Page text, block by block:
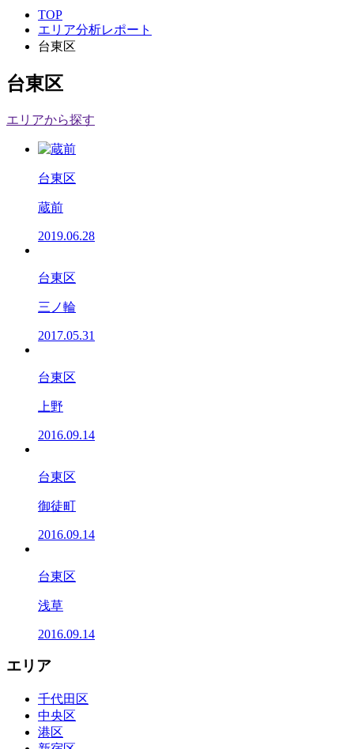
TOP
エリア分析レポート
台東区
台東区
エリアから探す
台東区
蔵前
2019.06.28
台東区
三ノ輪
2017.05.31
台東区
上野
2016.09.14
台東区
御徒町
2016.09.14
台東区
浅草
2016.09.14
エリア
千代田区
中央区
港区